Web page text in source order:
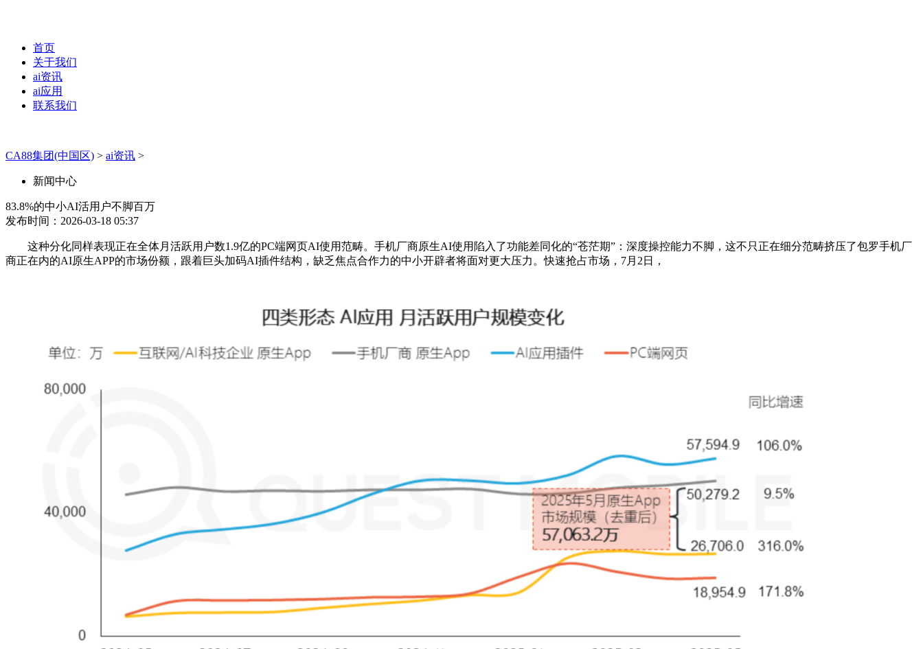
首页
关于我们
ai资讯
ai应用
联系我们
CA88集团(中国区) > ai资讯 >
新闻中心
83.8%的中小AI活用户不脚百万
发布时间：2026-03-18 05:37
这种分化同样表现正在‌全体月活跃用户数1.9亿的‌PC端网页AI使用范畴。手机厂商原生AI使用陷入了功能差同化的“苍茫期”：深度操控能力不脚，这不只正在细分范畴挤压了包罗手机厂
商正在内的AI原生APP的市场份额，跟着巨头加码AI插件结构，缺乏焦点合作力的中小开辟者将面对更大压力。快速抢占市场，7月2日，